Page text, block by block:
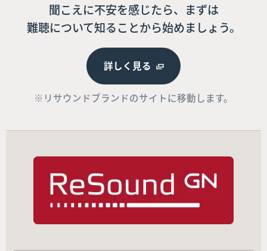
聞こえに不安を感じたら、まずは
難聴について知ることから始めましょう。
詳しく見る
※リサウンドブランドのサイトに移動します。